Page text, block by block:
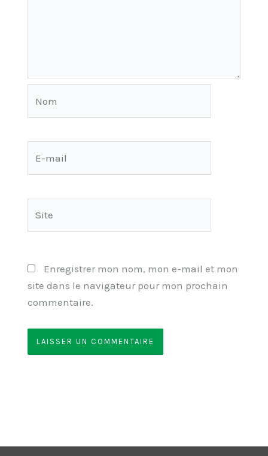
Enregistrer mon nom, mon e-mail et mon
site dans le navigateur pour mon prochain
commentaire.